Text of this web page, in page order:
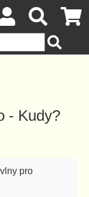
- Kudy?
pro